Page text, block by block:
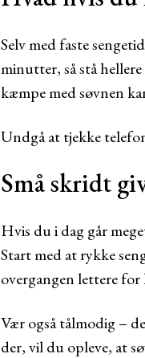
Selv med faste
minutter, så stå
kæmpe med søvnen
Undgå at tjekke
Små skridt
Hvis du i dag går
Start med at rykke
overgangen lettere
Vær også tålmodig –
der, vil du opleve, at